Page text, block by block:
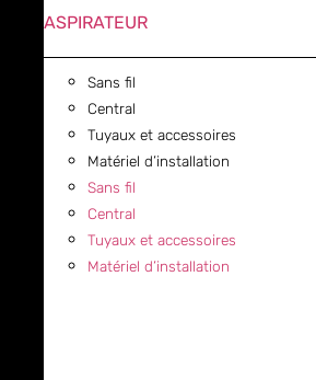
ASPIRATEUR
Sans fil
Central
Tuyaux et accessoires
Matériel d’installation
Sans fil
Central
Tuyaux et accessoires
Matériel d’installation